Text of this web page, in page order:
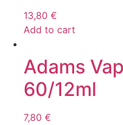
13,80 €
Add to cart
Adams
60/12ml
7,80 €